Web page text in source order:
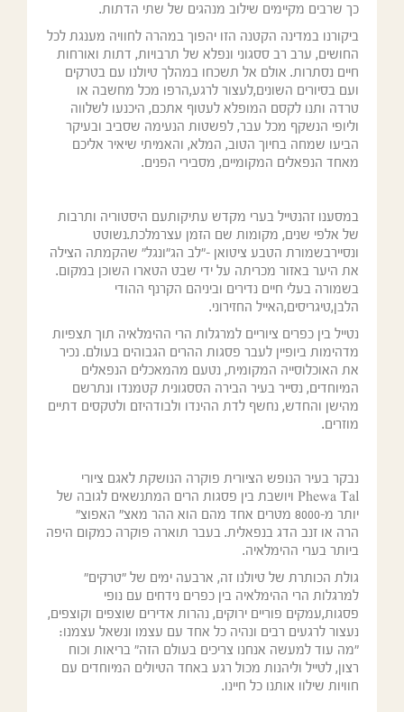
כך שרבים מקיימים שילוב מנהגים של שתי הדתות.
ביקורנו במדינה הקטנה הזו יהפוך במהרה לחוויה מענגת לכל
החושים, ערב רב ססגוני ונפלא של תרבויות, דתות ואורחות
חיים נסתרות. אולם אל תשכחו במהלך טיולנו עם בטרקים
ועם בסיורים השונים,לעצור לרגע,הרפו מכל מחשבה או
טרדה ותנו לקסם המופלא לעטוף אתכם, היכנעו לשלווה
וליופי הנשקף מכל עבר, לפשטות הנעימה שסביב ובעיקר
הביעו שמחה בחיוך הטוב, המלא, והאמיתי שיאיר אליכם
מאחד הנפאלים המקומיים, מסבירי הפנים.
במסענו זהנטייל בערי מקדש עתיקותעם היסטוריה ותרבות
של אלפי שנים, מקומות שם הזמן עצרמלכת.נשוטט
ונסיירבשמורת הטבע ציטואן -"לב הג"ונגל" שהקמתה הצילה
את היער באזור מכריתה על ידי שבט הטארו השוכן במקום.
בשמורה בעלי חיים נדירים וביניהם הקרנף ההודי
הלבן,טיגריסים,האייל החזירוני.
נטייל בין כפרים ציוריים למרגלות הרי ההימלאיה תוך תצפיות
מדהימות ביופיין לעבר פסגות ההרים הגבוהים בעולם. נכיר
את האוכלוסייה המקומית, נטעם מהמאכלים הנפאלים
המיוחדים, נסייר בעיר הבירה הססגונית קטמנדו ונתרשם
מהישן והחדש, נחשף לדת ההינדו ולבודהיזם ולטקסים דתיים
מוזרים.
נבקר בעיר הנופש הציורית פוקרה הנושקת לאגם ציורי
Phewa Tal ויושבת בין פסגות הרים המתנשאים לגובה של
יותר מ-8000 מטרים אחד מהם הוא ההר מאצ" האפוצ"
הרה או זנב הדג בנפאלית. בעבר תוארה פוקרה כמקום היפה
ביותר בערי ההימלאיה.
גולת הכותרת של טיולנו זה, ארבעה ימים של "טרקים"
למרגלות הרי ההימלאיה בין כפרים נידחים עם נופי
פסגות,עמקים פוריים ירוקים, נהרות אדירים שוצפים וקוצפים,
נעצור לרגעים רבים ונהיה כל אחד עם עצמו ונשאל עצמנו:
"מה עוד למעשה אנחנו צריכים בעולם הזה" בריאות וכוח
רצון, לטייל וליהנות מכול רגע באחד הטיולים המיוחדים עם
חוויות שילוו אותנו כל חיינו.